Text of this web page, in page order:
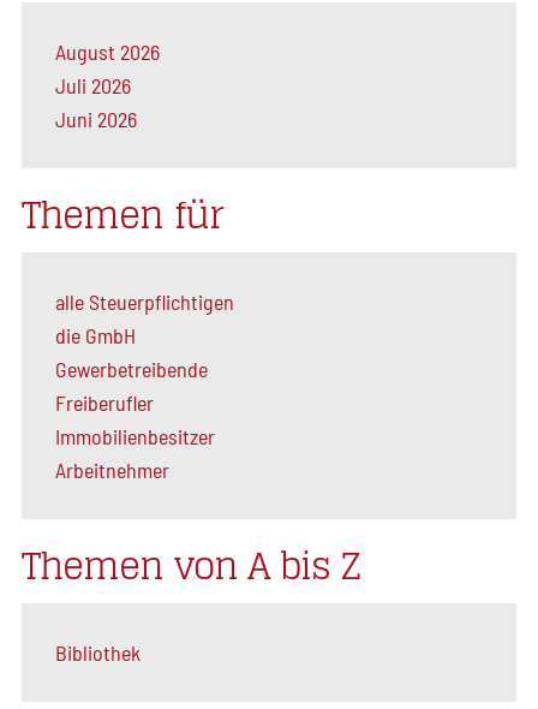
August 2026
Juli 2026
Juni 2026
Themen für
alle Steuerpflichtigen
die GmbH
Gewerbetreibende
Freiberufler
Immobilienbesitzer
Arbeitnehmer
Themen von A bis Z
Bibliothek